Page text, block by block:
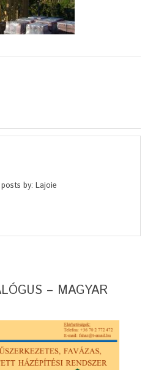
by: Lajoie
– MAGYAR